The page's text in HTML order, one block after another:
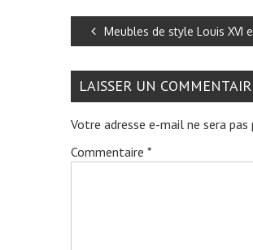
Meubles de style Louis XVI
LAISSER UN
Votre adresse e-mail ne sera pas
Commentaire *